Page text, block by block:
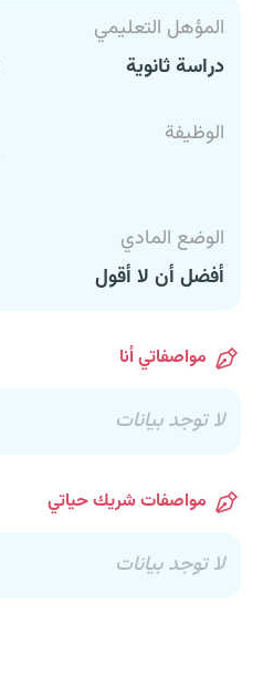
المؤهل التعليمي
دراسة ثانوية
الوظيفة
الوضع المادي
أفضل أن لا أقول
مواصفاتي أنا
لا توجد بيانات
مواصفات شريك حياتي
لا توجد بيانات